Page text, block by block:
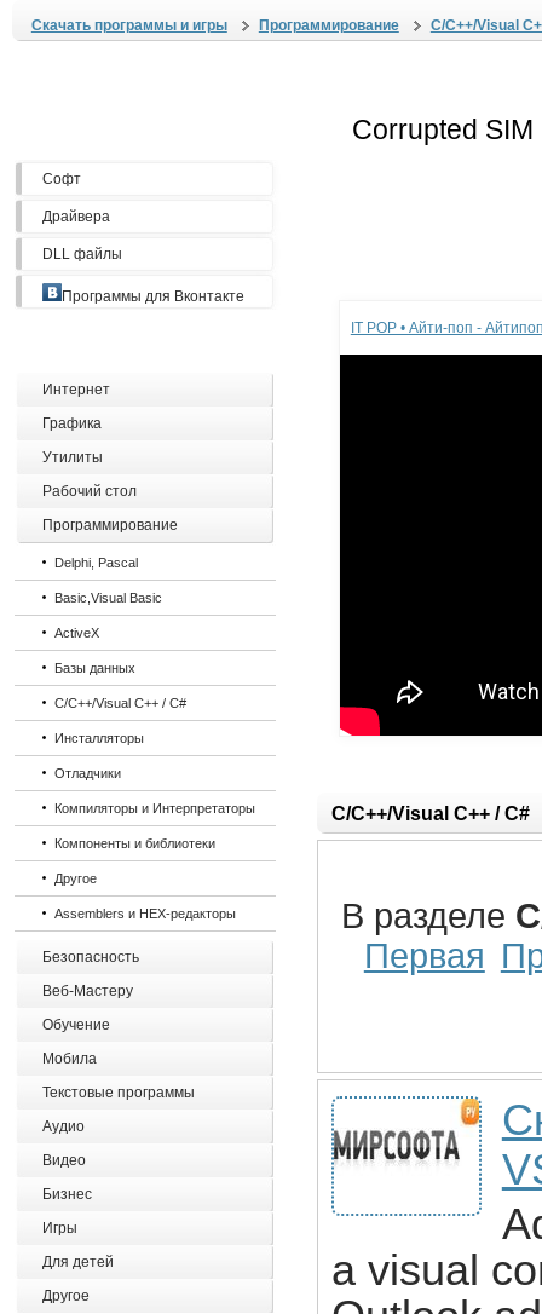
Скачать программы и игры Программирование C/C++/Visual
Софт
Драйвера
DLL файлы
Программы для Вконтакте
Интернет
Графика
Утилиты
Рабочий стол
Программирование
Delphi, Pascal
Basic,Visual Basic
ActiveX
Базы данных
C/C++/Visual C++ / C#
Инсталляторы
Отладчики
Компиляторы и Интерпретаторы
Компоненты и библиотеки
Другое
Assemblers и HEX-редакторы
Безопасность
Веб-Мастеру
Обучение
Мобила
Текстовые программы
Аудио
Видео
Бизнес
Игры
Для детей
Другое
IT POP • Айти-поп -
C/C++/Visual C++ / C#
В разделе
Первая
a visual